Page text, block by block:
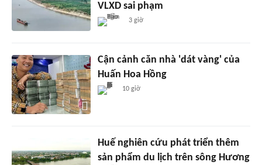
VLXD sai phạm
3 giờ
Cận cảnh căn nhà 'dát vàng' của
Huấn Hoa Hồng
10 giờ
Huế nghiên cứu phát triển thêm
sản phẩm du lịch trên sông Hương